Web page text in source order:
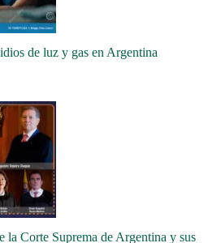
de luz y gas en Argentina
la Corte Suprema de Argentina y sus